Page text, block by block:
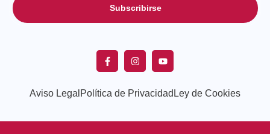
Subscribirse
Aviso Legal Política de Privacidad Ley de Cookies